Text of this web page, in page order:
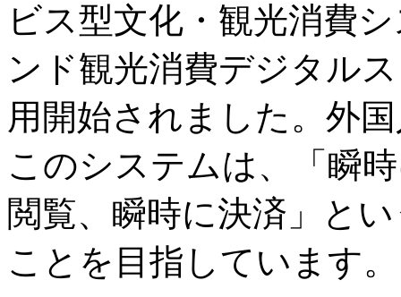
ビス型文化・観光消費
ンド観光消費デジタル
用開始されました。外
このシステムは、「瞬
閲覧、瞬時に決済」と
ことを目指しています。